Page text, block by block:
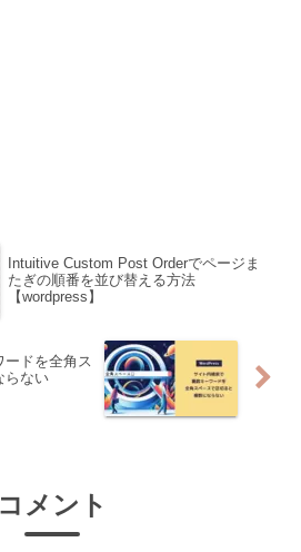
Intuitive Custom Post Orderでページま
たぎの順番を並び替える方法
【wordpress】
ードを全角ス
らない
コメント